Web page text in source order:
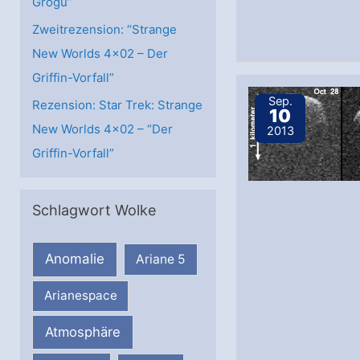
Zweitrezension: “Strange
New Worlds 4×02 – Der
Griffin-Vorfall”
Rezension: Star Trek: Strange
New Worlds 4×02 – “Der
Griffin-Vorfall”
Schlagwort Wolke
Anomalie Ariane 5
Arianespace
Atmosphäre
Sep.
10
2013